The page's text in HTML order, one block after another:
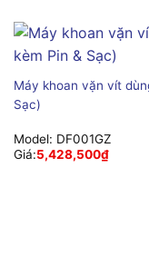
Máy khoan vặn vít
Sạc)
Model: DF001GZ
Giá:5,428,500₫